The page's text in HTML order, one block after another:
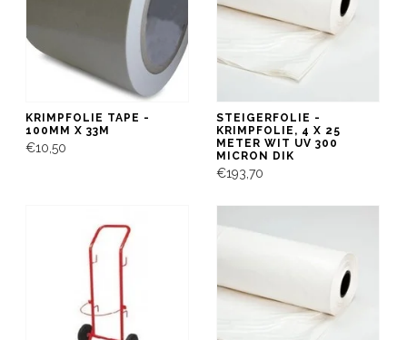
KRIMPFOLIE TAPE -
100MM X 33M
€10,50
STEIGERFOLIE -
KRIMPFOLIE, 4 X 25
METER WIT UV 300
MICRON DIK
€193,70